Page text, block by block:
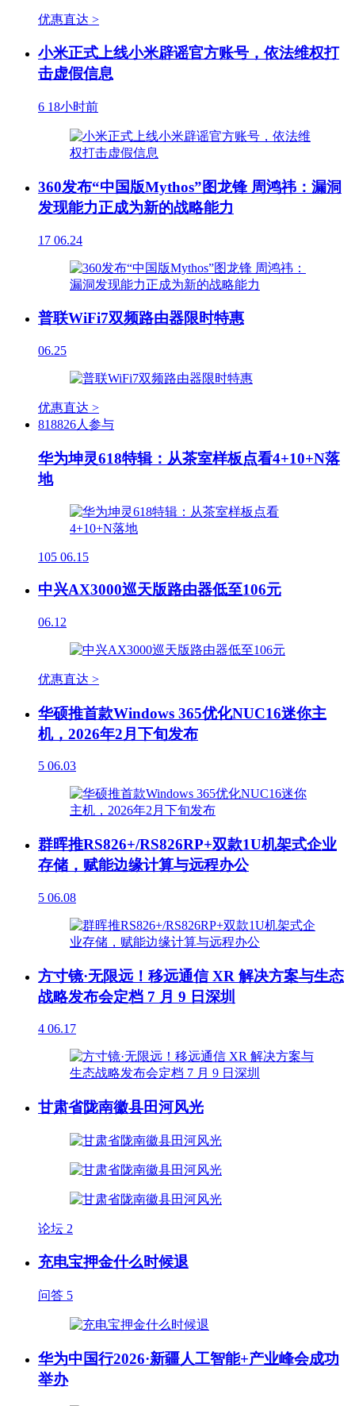
优惠直达 >
小米正式上线小米辟谣官方账号，依法维权打
击虚假信息
6 18小时前
360发布“中国版Mythos”图龙锋 周鸿祎：漏洞
发现能力正成为新的战略能力
17 06.24
普联WiFi7双频路由器限时特惠
06.25
优惠直达 >
818826人参与
华为坤灵618特辑：从茶室样板点看4+10+N落
地
105 06.15
中兴AX3000巡天版路由器低至106元
06.12
优惠直达 >
华硕推首款Windows 365优化NUC16迷你主
机，2026年2月下旬发布
5 06.03
群晖推RS826+/RS826RP+双款1U机架式企业
存储，赋能边缘计算与远程办公
5 06.08
方寸镜·无限远！移远通信 XR 解决方案与生态
战略发布会定档 7 月 9 日深圳
4 06.17
甘肃省陇南徽县田河风光
论坛 2
充电宝押金什么时候退
问答 5
华为中国行2026·新疆人工智能+产业峰会成功
举办